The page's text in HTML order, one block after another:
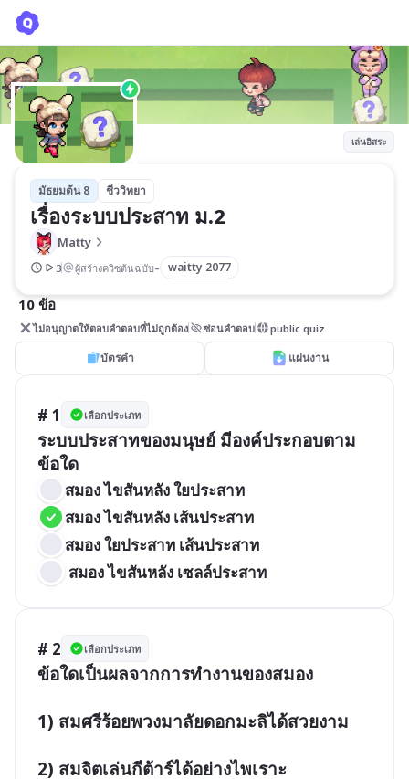
เล่นอิสระ
มัธยมต้น 8 ชีววิทยา
เรื่องระบบประสาท ม.2
Matty
3 ผู้สร้างควิซต้นฉบับ- waitty 2077
10 ข้อ
ไม่อนุญาตให้ตอบคำตอบที่ไม่ถูกต้อง ซ่อนคำตอบ public quiz
บัตรคำ แผ่นงาน
# 1 เลือกประเภท
ระบบประสาทของมนุษย์ มีองค์ประกอบตาม
ข้อใด
สมอง ไขสันหลัง ใยประสาท
สมอง ไขสันหลัง เส้นประสาท
สมอง ใยประสาท เส้นประสาท
สมอง ไขสันหลัง เซลล์ประสาท
# 2 เลือกประเภท
ข้อใดเป็นผลจากการทำงานของสมอง
1) สมศรีร้อยพวงมาลัยดอกมะลิได้สวยงาม
2) สมจิตเล่นกีต้าร์ได้อย่างไพเราะ